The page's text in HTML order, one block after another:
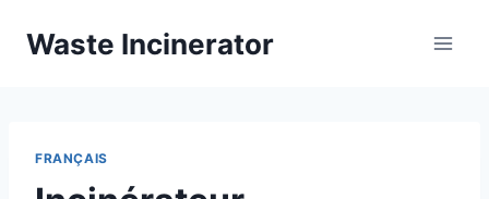
Waste Incinerator
FRANÇAIS